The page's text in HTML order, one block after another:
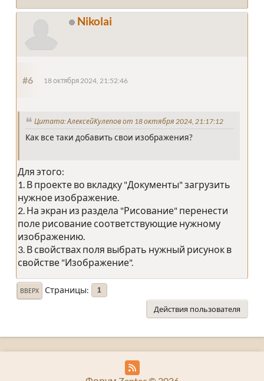
Nikolai
#6 18 октября 2024, 21:52:46
Цитата: АлексейКулепов от 18 октября 2024, 21:17:12
Как все таки добавить свои изображения?
Для этого:
1. В проекте во вкладку "Документы" загрузить
нужное изображение.
2. На экран из раздела "Рисование" перенести
поле рисование соответствующие нужному
изображению.
3. В свойствах поля выбрать нужный рисунок в
свойстве "Изображение".
ВВЕРХ Страницы 1
Действия пользователя